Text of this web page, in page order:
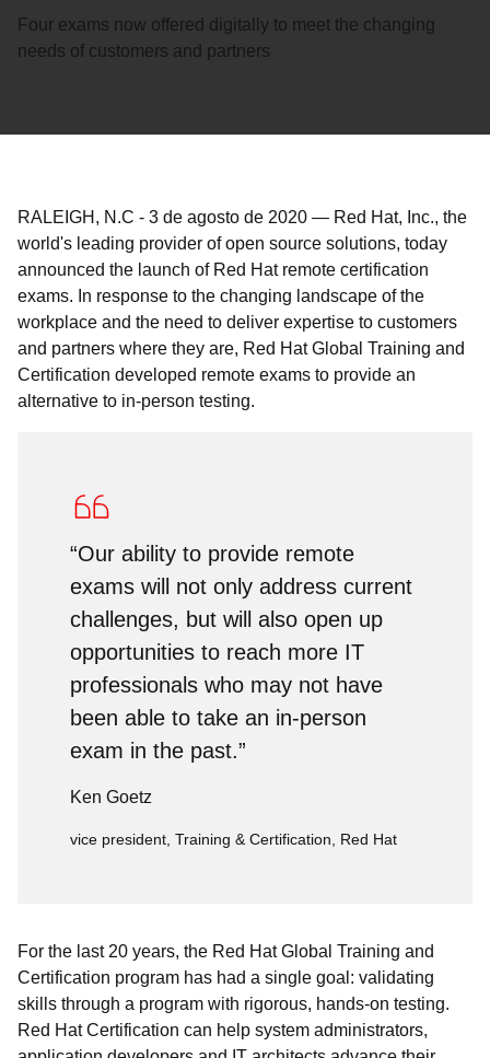
Four exams now offered digitally to meet the changing
needs of customers and partners
RALEIGH, N.C - 3 de agosto de 2020 — Red Hat, Inc., the
world's leading provider of open source solutions, today
announced the launch of Red Hat remote certification
exams. In response to the changing landscape of the
workplace and the need to deliver expertise to customers
and partners where they are, Red Hat Global Training and
Certification developed remote exams to provide an
alternative to in-person testing.
“Our ability to provide remote
exams will not only address current
challenges, but will also open up
opportunities to reach more IT
professionals who may not have
been able to take an in-person
exam in the past.”
Ken Goetz
vice president, Training & Certification, Red Hat
For the last 20 years, the Red Hat Global Training and
Certification program has had a single goal: validating
skills through a program with rigorous, hands-on testing.
Red Hat Certification can help system administrators,